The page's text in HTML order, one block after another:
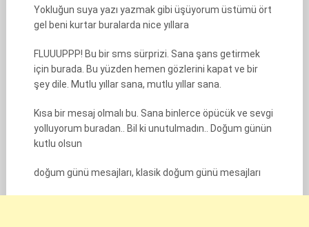
Yokluğun suya yazı yazmak gibi üşüyorum üstümü ört
gel beni kurtar buralarda nice yıllara
FLUUUPPP! Bu bir sms sürprizi. Sana şans getirmek
için burada. Bu yüzden hemen gözlerini kapat ve bir
şey dile. Mutlu yıllar sana, mutlu yıllar sana.
Kısa bir mesaj olmalı bu. Sana binlerce öpücük ve sevgi
yolluyorum buradan.. Bil ki unutulmadın.. Doğum günün
kutlu olsun
doğum günü mesajları, klasik doğum günü mesajları